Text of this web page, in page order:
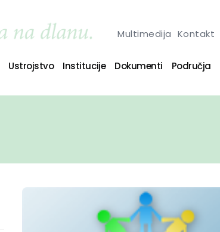
Multimedija Kontakt
Ustrojstvo Institucije Dokumenti Područja